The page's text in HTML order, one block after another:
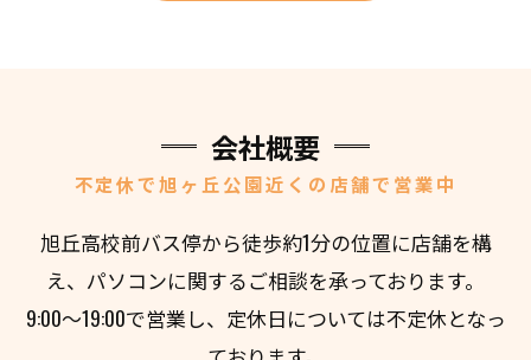
不定休で旭ヶ丘公園近くの店舗で営業中
会社概要
旭丘高校前バス停から徒歩約1分の位置に店舗を構
え、パソコンに関するご相談を承っております。
9:00～19:00で営業し、定休日については不定休となっ